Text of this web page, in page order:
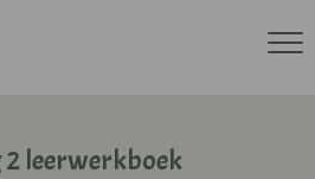
2 leerwerkboek